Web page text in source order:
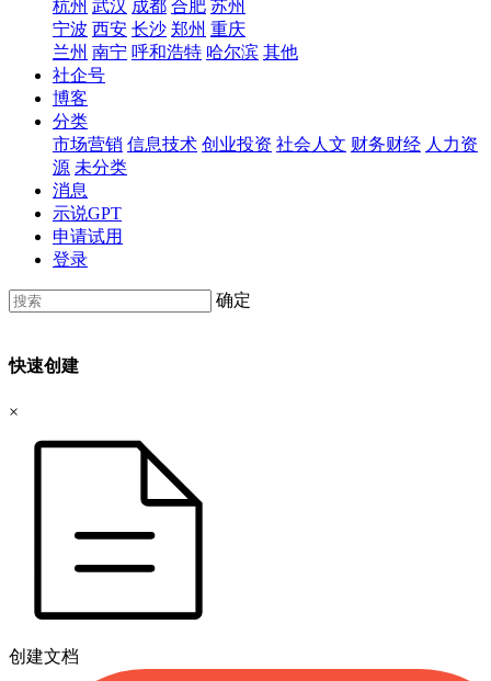
杭州 武汉 成都 合肥 苏州
宁波 西安 长沙 郑州 重庆
兰州 南宁 呼和浩特 哈尔滨 其他
社企号
博客
分类
市场营销 信息技术 创业投资 社会人文 财务财经 人力资
源 未分类
消息
示说GPT
申请试用
登录
确定
快速创建
×
创建文档